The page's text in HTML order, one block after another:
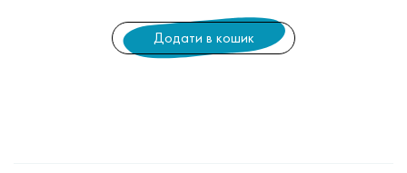
Додати в кошик